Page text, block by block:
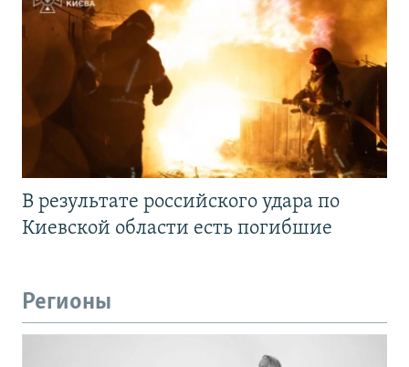
В результате российского удара по
Киевской области есть погибшие
Регионы